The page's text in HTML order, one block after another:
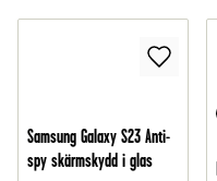
Samsung Galaxy S23 Anti-
spy skärmskydd i glas